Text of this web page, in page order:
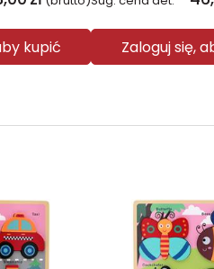
kupić Zaloguj się,